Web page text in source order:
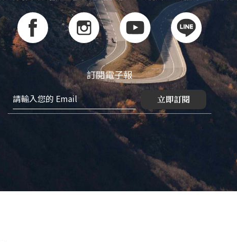
訂閱電子報
立即訂閱